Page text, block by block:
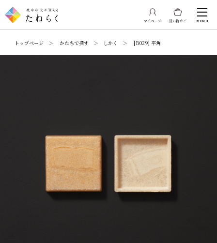
買い物かご
マイページ MENU
トップページ ＞ かたちで探す ＞ しかく ＞ [B029] 平角